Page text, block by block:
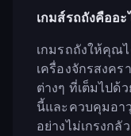
เกมส์รถถังคืออะ
เกมรถถังให้คุณ
เครื่องจักรสงค
ต่างๆ ที่เต็มไปด้
นี้และควบคุมอา
อย่างไม่เกรงก